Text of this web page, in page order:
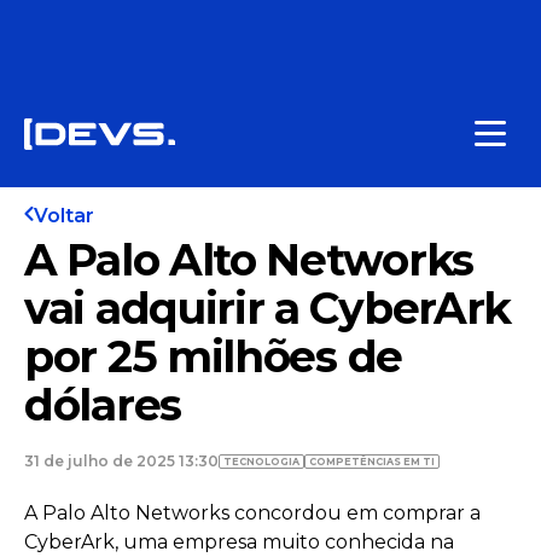
Voltar
A Palo Alto Networks
vai adquirir a CyberArk
por 25 milhões de
dólares
31 de julho de 2025 13:30 TECNOLOGIA COMPETÊNCIAS EM TI
A Palo Alto Networks concordou em comprar a
CyberArk, uma empresa muito conhecida na